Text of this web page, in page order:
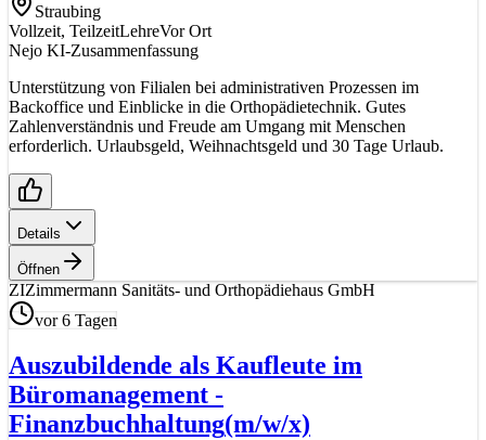
Straubing
Vollzeit, TeilzeitLehreVor Ort
Nejo KI-Zusammenfassung
Unterstützung von Filialen bei administrativen Prozessen im
Backoffice und Einblicke in die Orthopädietechnik. Gutes
Zahlenverständnis und Freude am Umgang mit Menschen
erforderlich. Urlaubsgeld, Weihnachtsgeld und 30 Tage Urlaub.
Details
Öffnen
ZIZimmermann Sanitäts- und Orthopädiehaus GmbH
vor 6 Tagen
Auszubildende als Kaufleute im
Büromanagement -
Finanzbuchhaltung(m/w/x)